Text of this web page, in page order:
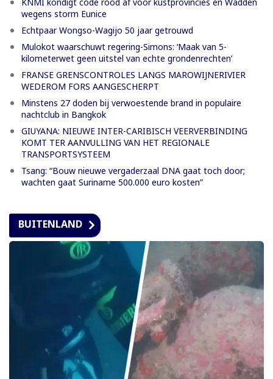
wegens storm Eunice
Echtpaar Wongso-Wagijo 50 jaar getrouwd
Mulokot waarschuwt regering-Simons: ‘Maak van 5-
kilometerwet geen uitstel van echte grondenrechten’
FRANSE GRENSCONTROLES LANGS MAROWIJNERIVIER
WEDEROM FORS AANGESCHERPT
Minstens 27 doden bij verwoestende brand in populaire
nachtclub in Bangkok
GIUYANA: NIEUWE INTER-CARIBISCH VEERVERBINDING
KOMT TER AANVULLING VAN HET REGIONALE
TRANSPORTSYSTEEM
Tsang: “Bouw nieuwe vergaderzaal DNA gaat toch door;
wachten gaat Suriname 500.000 euro kosten”
BUITENLAND